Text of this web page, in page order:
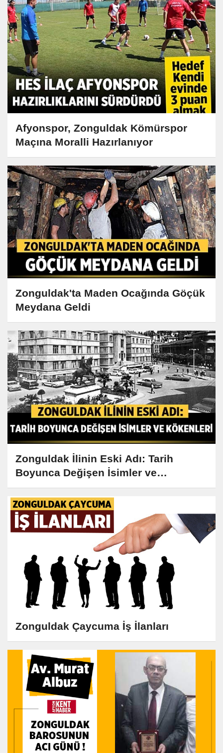
Afyonspor, Zonguldak Kömürspor
Maçına Moralli Hazırlanıyor
Zonguldak'ta Maden Ocağında Göçük
Meydana Geldi
Zonguldak İlinin Eski Adı: Tarih
Boyunca Değişen İsimler ve
Kökenleri
Zonguldak Çaycuma İş İlanları